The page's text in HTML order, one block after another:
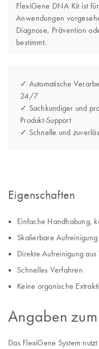
FlexiGene DNA Kit ist
Anwendungen
Diagnose, Prävention
bestimmt.
✓ Automatische
24/7
✓ Sachkundiger und
Produkt-Support
✓ Schnelle und
Eigenschaften
Einfache Handhabung,
Skalierbare
Direkte Aufreinigung aus
Schnelles Verfahren
Keine organische
Angaben
Das FlexiGene System